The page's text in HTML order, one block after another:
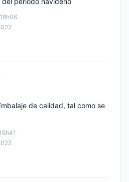
de calidad, tal como se